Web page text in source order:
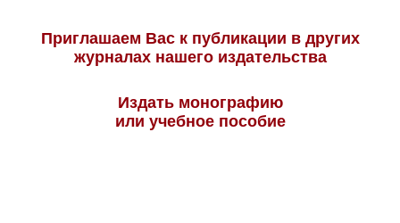
Приглашаем Вас к публикации в других
журналах нашего издательства
Издать монографию
или учебное пособие